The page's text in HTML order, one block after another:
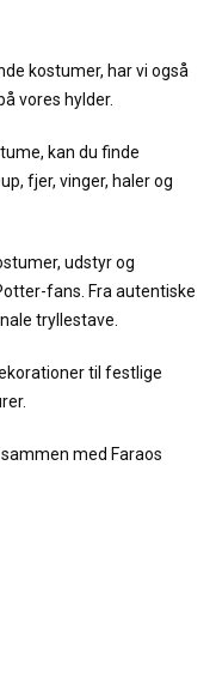
kostumer, har vi også
vores hylder.
kan du finde
fjer, vinger, haler og
udstyr og
fans. Fra autentiske
tryllestave.
til festlige
med Faraos